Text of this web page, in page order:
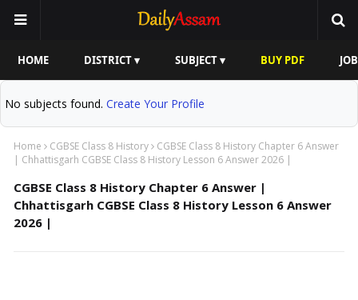
HOME DISTRICT ▾ SUBJECT ▾ BUY PDF
No subjects found. Create Your Profile
Home CGBSE Class 8 History
CGBSE Class 8 History Chapter 6 Answer
| Chhattisgarh CGBSE Class 8 History Lesson 6 Answer 2026 |
CGBSE Class 8 History Chapter 6 Answer |
Chhattisgarh CGBSE Class 8 History Lesson 6 Answer
2026 |